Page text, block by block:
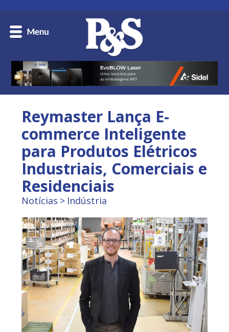
Reymaster Lança E-
commerce Inteligente
para Produtos Elétricos
Industriais, Comerciais e
Residenciais
Notícias Indústria